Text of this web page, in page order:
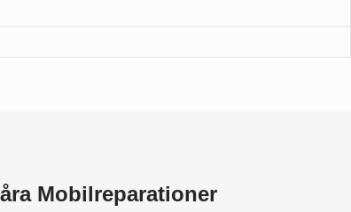
Mobilreparationer